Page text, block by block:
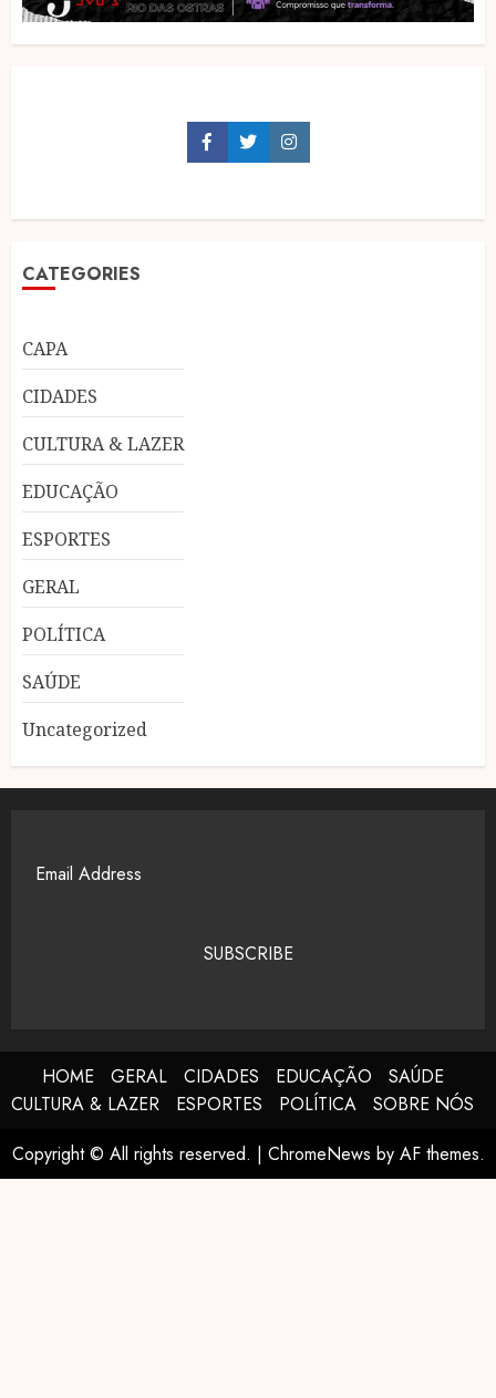
FacebookTwitterInstagram
CATEGORIES
CAPA
CIDADES
CULTURA & LAZER
EDUCAÇÃO
ESPORTES
GERAL
POLÍTICA
SAÚDE
Uncategorized
SUBSCRIBE
HOME GERAL CIDADES EDUCAÇÃO
SAÚDE
CULTURA & LAZER
ESPORTES POLÍTICA
SOBRE NÓS
Copyright © All rights reserved. | ChromeNews by AF themes.